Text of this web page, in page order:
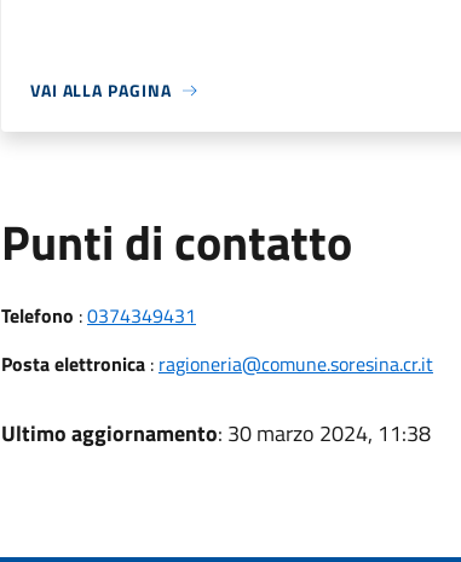
VAI ALLA PAGINA
Punti di contatto
Telefono :0374349431
Posta elettronica: ragioneria@comune.soresina.cr.it
Ultimo aggiornamento: 30 marzo 2024, 11:38